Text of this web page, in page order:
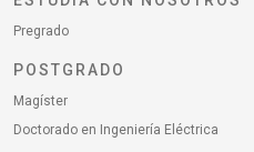
Pregrado
POSTGRADO
Magíster
Doctorado en Ingeniería Eléctrica